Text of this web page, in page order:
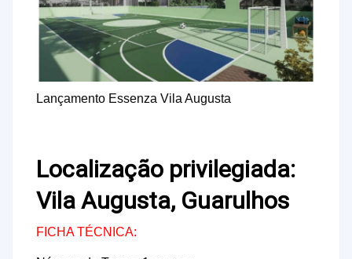
Lançamento Essenza Vila Augusta
Localização privilegiada:
Vila Augusta, Guarulhos
FICHA TÉCNICA: